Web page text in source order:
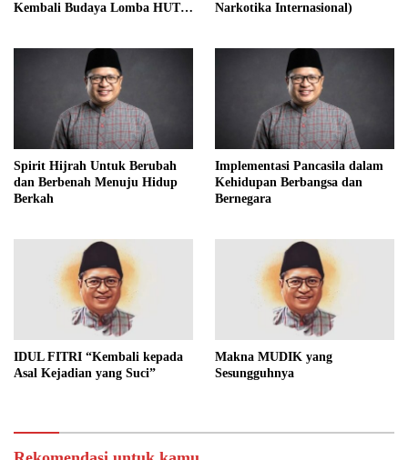
Kembali Budaya Lomba HUT
Narkotika Internasional)
Spirit Hijrah Untuk Berubah
dan Berbenah Menuju Hidup
Berkah
Implementasi Pancasila dalam
Kehidupan Berbangsa dan
Bernegara
IDUL FITRI “Kembali kepada
Asal Kejadian yang Suci”
Makna MUDIK yang
Sesungguhnya